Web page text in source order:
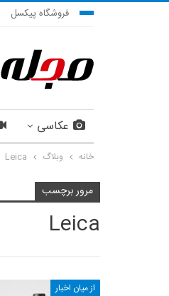
فروشگاه پیکسل
عکاسی
خانه وبلاگ Leica
مرور برچسب
Leica
از میان اخبار